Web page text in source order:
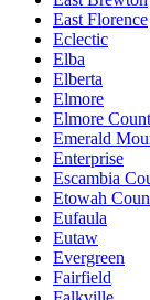
East Florence
Eclectic
Elba
Elberta
Elmore
Elmore
Emerald
Enterprise
Escambia
Etowah
Eufaula
Eutaw
Evergreen
Fairfield